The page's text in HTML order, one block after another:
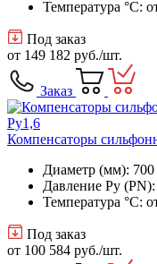
Температура °C:
Под заказ
от 149 182 руб./шт.
Заказ
Компенсаторы
Диаметр (мм): 700
Давление Ру
Температура °C:
Под заказ
от 100 584 руб./шт.